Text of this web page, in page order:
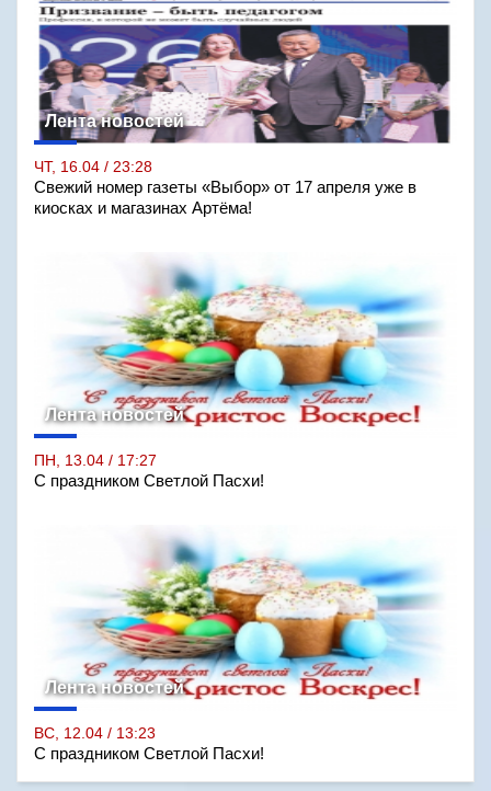
Лента новостей
ЧТ, 16.04 / 23:28
Свежий номер газеты «Выбор» от 17 апреля уже в
киосках и магазинах Артёма!
Лента новостей
ПН, 13.04 / 17:27
С праздником Светлой Пасхи!
Лента новостей
ВС, 12.04 / 13:23
С праздником Светлой Пасхи!